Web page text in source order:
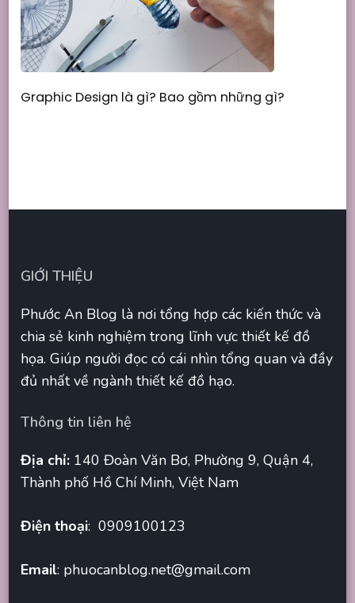
Graphic Design là gì? Bao gồm những gì?
GIỚI THIỆU
Phước An Blog là nơi tổng hợp các kiến thức và
chia sẻ kinh nghiệm trong lĩnh vực thiết kế đồ
họa. Giúp người đọc có cái nhìn tổng quan và đầy
đủ nhất về ngành thiết kế đồ hạo.
Thông tin liên hệ
Địa chỉ: 140 Đoàn Văn Bơ, Phường 9, Quận 4,
Thành phố Hồ Chí Minh, Việt Nam
Điện thoại: 0909100123
Email: phuocanblog.net@gmail.com